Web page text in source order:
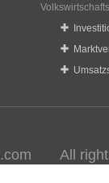
All